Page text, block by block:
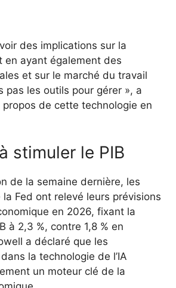
des implications sur la
en ayant également des
et sur le marché du travail
pas les outils pour gérer », a
de cette technologie en
stimuler le PIB
de la semaine dernière, les
Fed ont relevé leurs prévisions
en 2026, fixant la
à 2,3 %, contre 1,8 % en
a déclaré que les
la technologie de l’IA
un moteur clé de la